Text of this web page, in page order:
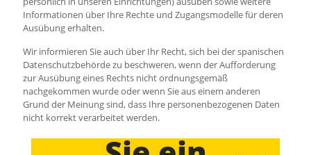
Informationen über Ihre Rechte und Zugangsmodelle für deren
Ausübung erhalten.
Wir informieren Sie auch über Ihr Recht, sich bei der spanischen
Datenschutzbehörde zu beschweren, wenn der Aufforderung
zur Ausübung eines Rechts nicht ordnungsgemäß
nachgekommen wurde oder wenn Sie aus einem anderen
Grund der Meinung sind, dass Ihre personenbezogenen Daten
nicht korrekt verarbeitet werden.
Terminieren